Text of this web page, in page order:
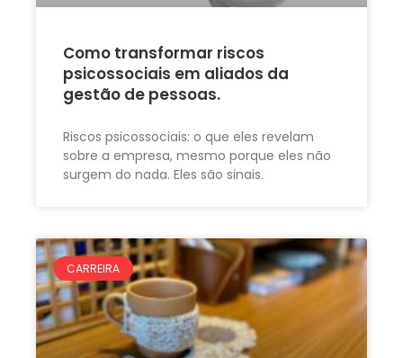
Como transformar riscos
psicossociais em aliados da
gestão de pessoas.
Riscos psicossociais: o que eles revelam
sobre a empresa, mesmo porque eles não
surgem do nada. Eles são sinais.
CARREIRA